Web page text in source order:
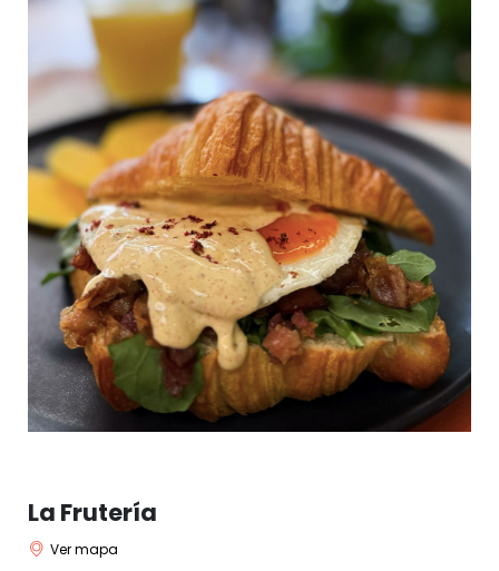
La Frutería
Ver mapa